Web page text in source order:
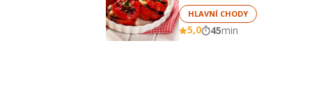
HLAVNÍ CHODY
5,0 45min